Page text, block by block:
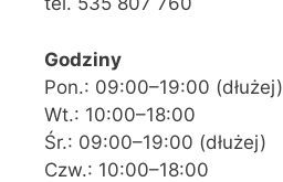
Godziny
Pon.: 09:00–19:00 (dłużej)
Wt.: 10:00–18:00
Śr.: 09:00–19:00 (dłużej)
Czw.: 10:00–18:00